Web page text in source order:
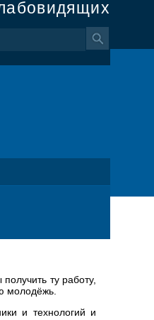
ту работу,
молодёжь.
и технологий и